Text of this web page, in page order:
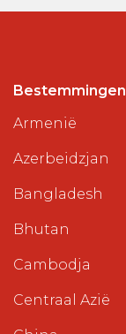
Bestemmingen
Armenië
Azerbeidzjan
Bangladesh
Bhutan
Cambodja
Centraal Azië